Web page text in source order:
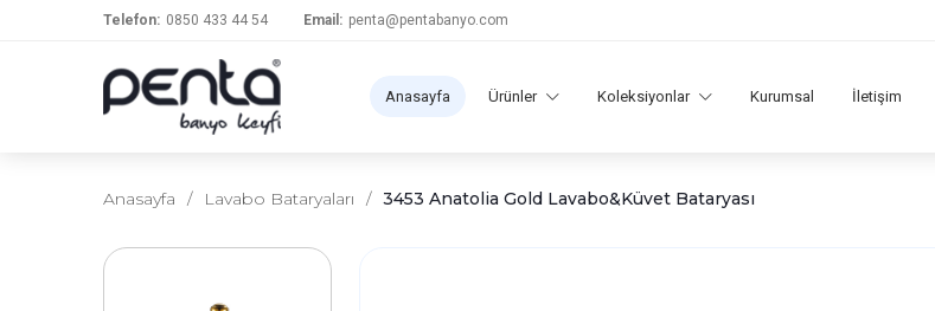
Telefon: 0850 433 44 54 Email: penta@pentabanyo.com
Anasayfa Ürünler Koleksiyonlar Kurumsal İletişim
Anasayfa / Lavabo Bataryaları / 3453 Anatolia Gold Lavabo&Küvet Bataryası